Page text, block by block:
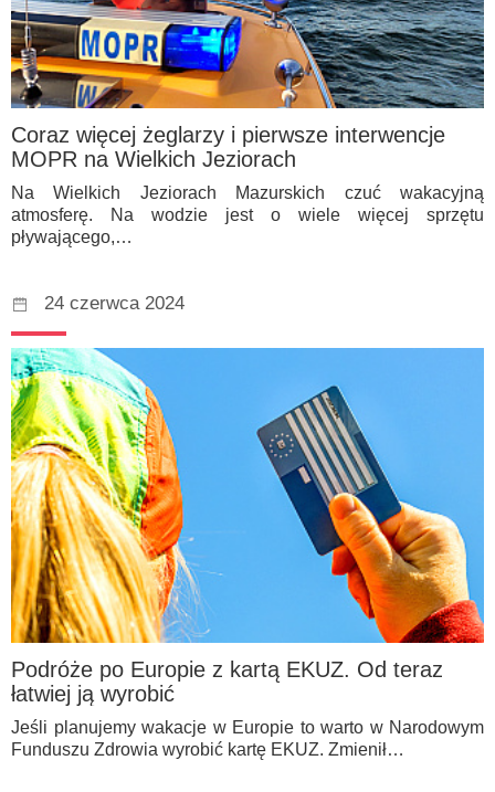
Coraz więcej żeglarzy i pierwsze interwencje
MOPR na Wielkich Jeziorach
Na Wielkich Jeziorach Mazurskich czuć wakacyjną
atmosferę. Na wodzie jest o wiele więcej sprzętu
pływającego,…
24 czerwca 2024
Podróże po Europie z kartą EKUZ. Od teraz
łatwiej ją wyrobić
Jeśli planujemy wakacje w Europie to warto w Narodowym
Funduszu Zdrowia wyrobić kartę EKUZ. Zmienił…